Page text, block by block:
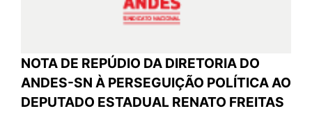
NOTA DE REPÚDIO DA DIRETORIA DO
ANDES-SN À PERSEGUIÇÃO POLÍTICA AO
DEPUTADO ESTADUAL RENATO FREITAS